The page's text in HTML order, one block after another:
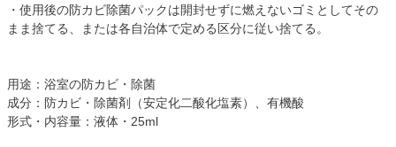
・使用後の防カビ除菌パックは開封せずに燃えないゴミとしてその
まま捨てる、または各自治体で定める区分に従い捨てる。
用途：浴室の防カビ・除菌
成分：防カビ・除菌剤（安定化二酸化塩素）、有機酸
形式・内容量：液体・25ml